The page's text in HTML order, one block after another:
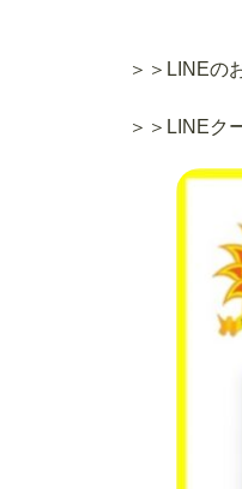
＞＞LINEの
＞＞LINEク